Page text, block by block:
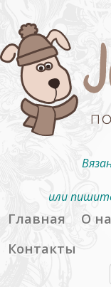
или
Главная О
Контакты